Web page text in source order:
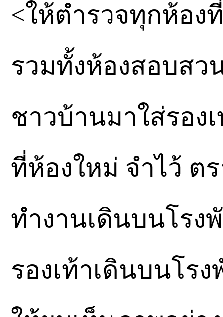
<ให้ตำรวจทุกห้อ
รวมทั้งห้องสอบสว
ชาวบ้านมาใส่รอง
ที่ห้องใหม่ จำไว้ ต
ทำงานเดินบนโรง
รองเท้าเดินบนโร